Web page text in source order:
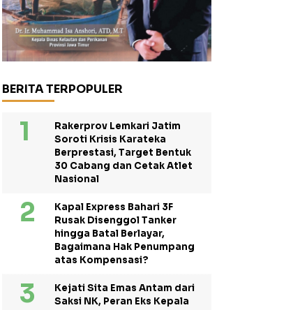
BERITA TERPOPULER
Rakerprov Lemkari Jatim
Soroti Krisis Karateka
Berprestasi, Target Bentuk
30 Cabang dan Cetak Atlet
Nasional
Kapal Express Bahari 3F
Rusak Disenggol Tanker
hingga Batal Berlayar,
Bagaimana Hak Penumpang
atas Kompensasi?
Kejati Sita Emas Antam dari
Saksi NK, Peran Eks Kepala